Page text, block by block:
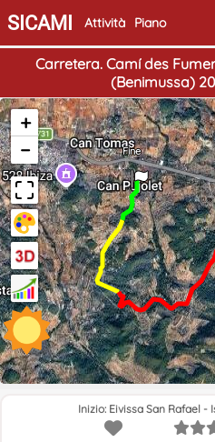
SICAMI Attività Piano
Carretera. Camí des
(Benimussa)
Fine
+
−
Inizio: Eivissa San Rafael -